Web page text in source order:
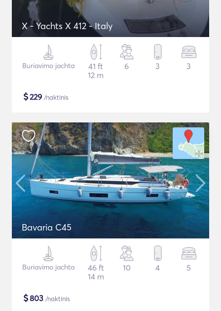
X - Yachts X 412 - Italy
Buriavimo jachta
41 ft
12 m
6 3 3
$229 /naktinis
Bavaria C45
Buriavimo jachta
46 ft
14 m
10 4 5
$803 /naktinis